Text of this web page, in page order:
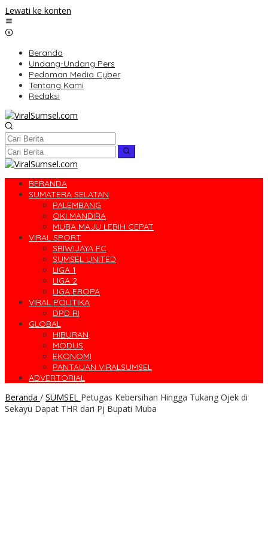
Lewati ke konten
Beranda
Undang-Undang Pers
Pedoman Media Cyber
Tentang Kami
Redaksi
BERANDA
SUMATERA SELATAN
PALEMBANG
OKI MANDIRA
MUBA MAJU LEBIH CEPAT
VIRAL SPORT
SRIWIJAYA FC
SUMSEL UNITED
LIGA 1
LIGA 2
LIGA EROPA
VIRAL POLITIKA
DPD RI
GLOBAL
HIBURAN
MODUS
EKONOMI
PANTAUAN VIRALSUMSEL
ADVERTORIAL
Beranda / SUMSEL Petugas Kebersihan Hingga Tukang Ojek di
Sekayu Dapat THR dari Pj Bupati Muba